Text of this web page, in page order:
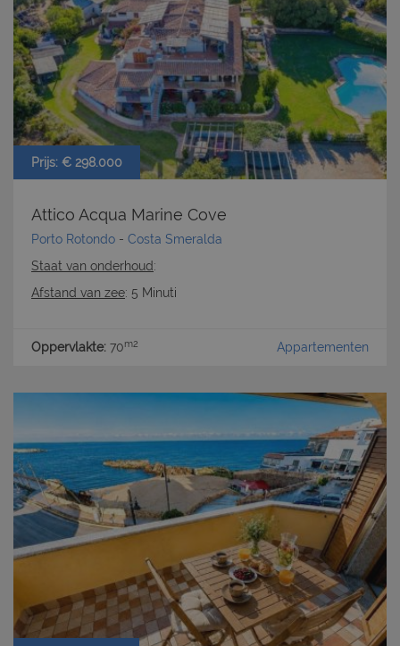
Prijs: € 298.000
Attico Acqua Marine Cove
Porto Rotondo - Costa Smeralda
Staat van onderhoud:
Afstand van zee: 5 Minuti
Oppervlakte: 70m2 Appartementen